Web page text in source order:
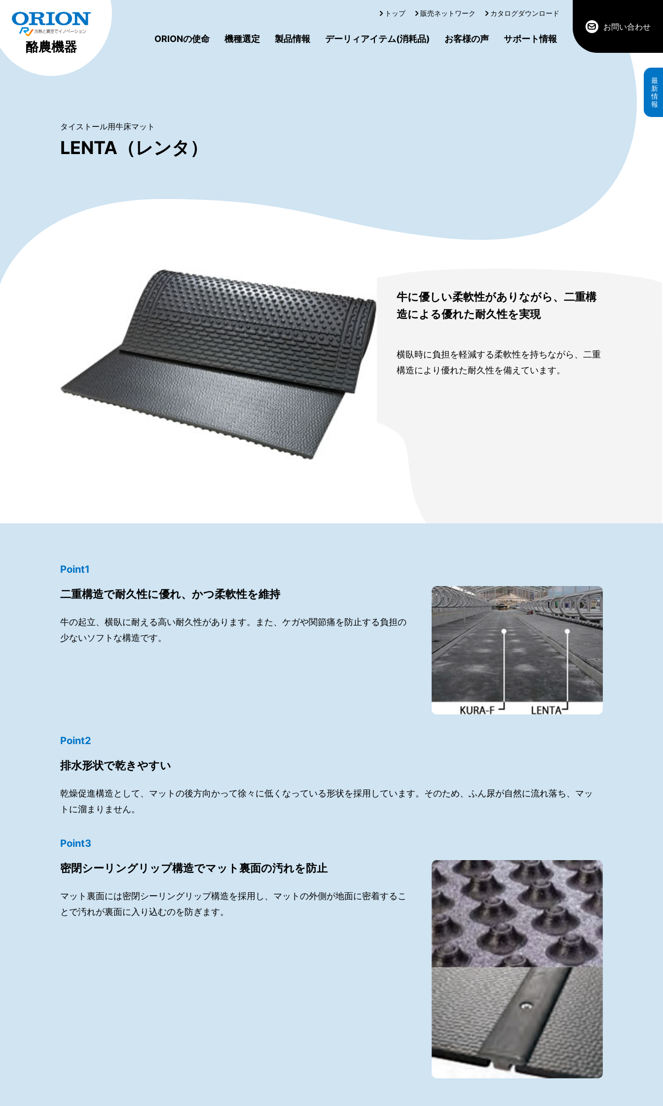
酪農機器 ORIONの使命 機種選定 製品情報 デーリィアイテム(消耗品) お客様の声 サポート情報
お問い合わせ
トップ 販売ネットワーク カタログダウンロード
最
新
情
報
タイストール用牛床マット
LENTA（レンタ）
牛に優しい柔軟性がありながら、二重構
造による優れた耐久性を実現
横臥時に負担を軽減する柔軟性を持ちながら、二重
構造により優れた耐久性を備えています。
Point1
二重構造で耐久性に優れ、かつ柔軟性を維持
牛の起立、横臥に耐える高い耐久性があります。また、ケガや関節痛を防止する負担の
少ないソフトな構造です。
Point2
排水形状で乾きやすい
乾燥促進構造として、マットの後方向かって徐々に低くなっている形状を採用しています。そのため、ふん尿が自然に流れ落ち、マッ
トに溜まりません。
Point3
密閉シーリングリップ構造でマット裏面の汚れを防止
マット裏面には密閉シーリングリップ構造を採用し、マットの外側が地面に密着するこ
とで汚れが裏面に入り込むのを防ぎます。